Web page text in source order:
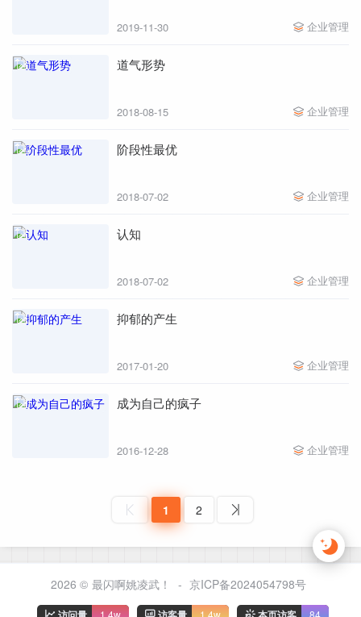
2019-11-30 企业管理
道气形势
2018-08-15 企业管理
阶段性最优
2018-07-02 企业管理
认知
2018-07-02 企业管理
抑郁的产生
2017-01-20 企业管理
成为自己的疯子
2016-12-28 企业管理
1 2
2026 © 最闪啊姚凌武！ - 京ICP备2024054798号
1.4w 1.4w 84